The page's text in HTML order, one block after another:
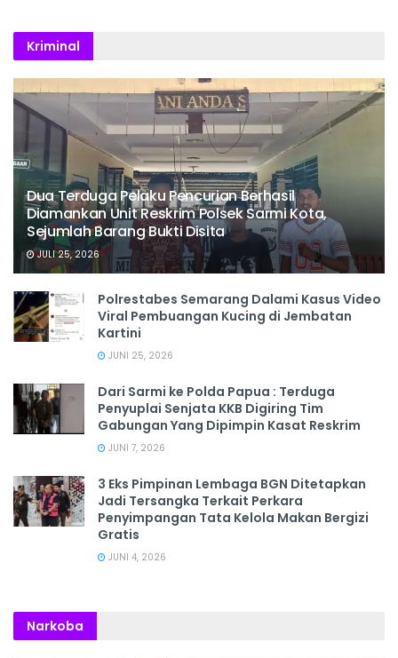
Kriminal
Dua Terduga Pelaku Pencurian Berhasil
Diamankan Unit Reskrim Polsek Sarmi Kota,
Sejumlah Barang Bukti Disita
JULI 25, 2026
Polrestabes Semarang Dalami Kasus Video
Viral Pembuangan Kucing di Jembatan
Kartini
JUNI 25, 2026
Dari Sarmi ke Polda Papua : Terduga
Penyuplai Senjata KKB Digiring Tim
Gabungan Yang Dipimpin Kasat Reskrim
JUNI 7, 2026
3 Eks Pimpinan Lembaga BGN Ditetapkan
Jadi Tersangka Terkait Perkara
Penyimpangan Tata Kelola Makan Bergizi
Gratis
JUNI 4, 2026
Narkoba